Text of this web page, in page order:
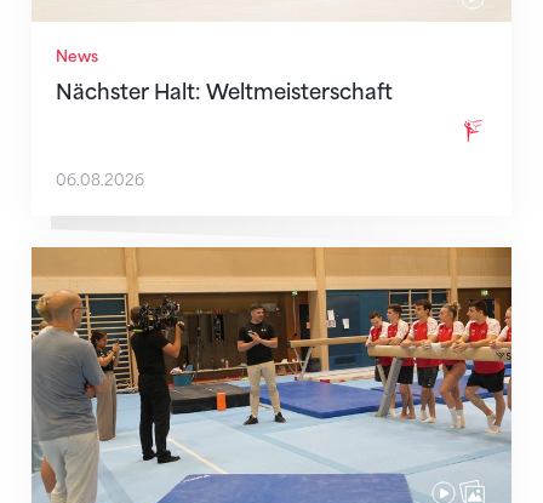
News
Nächster Halt: Weltmeisterschaft
06.08.2026
Mit klaren Zielen nach Zagreb